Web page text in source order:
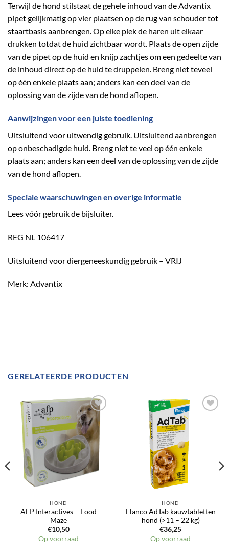
Terwijl de hond stilstaat de gehele inhoud van de Advantix
pipet gelijkmatig op vier plaatsen op de rug van schouder tot
staartbasis aanbrengen. Op elke plek de haren uit elkaar
drukken totdat de huid zichtbaar wordt. Plaats de open zijde
van de pipet op de huid en knijp zachtjes om een gedeelte van
de inhoud direct op de huid te druppelen. Breng niet teveel
op één enkele plaats aan; anders kan een deel van de
oplossing van de zijde van de hond aflopen.
Aanwijzingen voor een juiste toediening
Uitsluitend voor uitwendig gebruik. Uitsluitend aanbrengen
op onbeschadigde huid. Breng niet te veel op één enkele
plaats aan; anders kan een deel van de oplossing van de zijde
van de hond aflopen.
Speciale waarschuwingen en overige informatie
Lees vóór gebruik de bijsluiter.
REG NL 106417
Uitsluitend voor diergeneeskundig gebruik – VRIJ
Merk: Advantix
GERELATEERDE PRODUCTEN
HOND
AFP Interactives – Food
Maze
€10,50
Op voorraad
HOND
Elanco AdTab kauwtabletten
hond (>11 – 22 kg)
€36,25
Op voorraad